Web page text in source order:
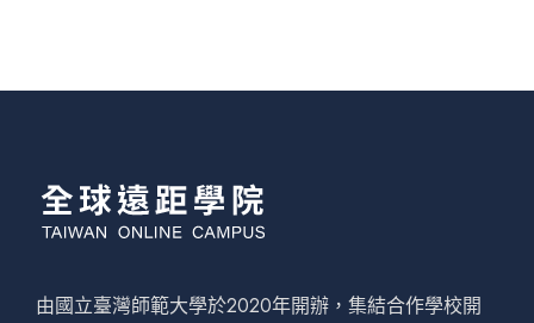
由國立臺灣師範大學於2020年開辦，集結合作學校開